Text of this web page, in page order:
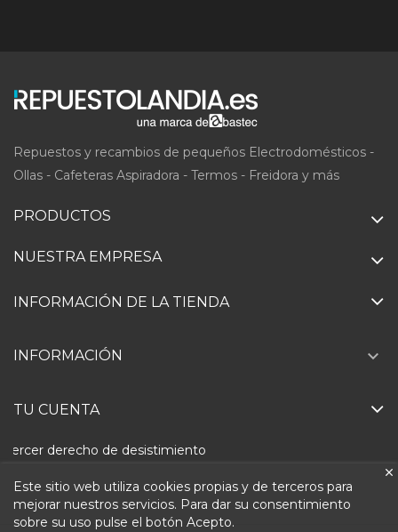
Repuestos y recambios de pequeños Electrodomésticos -
Ollas - Cafeteras Aspiradora - Termos - Freidora y más
PRODUCTOS
NUESTRA EMPRESA
INFORMACIÓN DE LA TIENDA
Este sitio web utiliza cookies propias y de terceros para
mejorar nuestros servicios. Para dar su consentimiento
sobre su uso pulse el botón Acepto.
INFORMACIÓN 
TU CUENTA
Ejercer derecho de desistimiento